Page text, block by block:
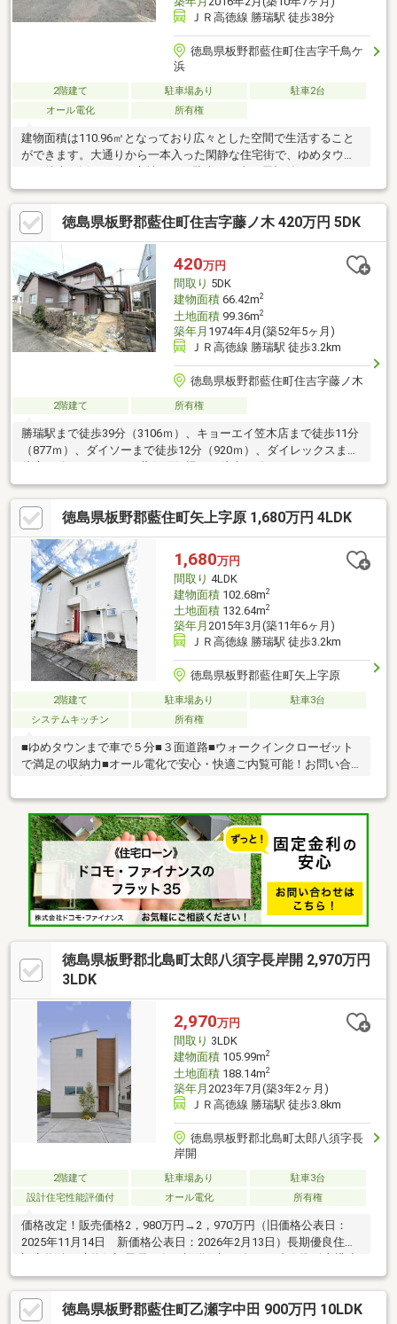
ＪＲ高徳線 勝瑞駅 徒歩38分
徳島県板野郡藍住町住吉字千鳥ケ
浜
2階建て 駐車場あり
駐車2台
オール電化
所有権
建物面積は110.96㎡となっており広々とした空間で生活すること
ができます。大通りから一本入った閑静な住宅街で、ゆめタウン
ートが付いており雨の日でも濡れることなく安心です。徒歩圏内
に商業施設が多数あり、生活環境豊かな土地です。間取りは
5LDK、トイレが2ヶ所にあるので複数人でも快適に暮らせます。
太陽光発電設備付きオール電化、築9年の物件です。
徳島県板野郡藍住町住吉字藤ノ木 420万円 5DK
420万円
間取り 5DK
建物面積66.42m2
土地面積99.36m2
築年月 1974年4月(築52年5ヶ月)
ＪＲ高徳線 勝瑞駅 徒歩3.2km
徳島県板野郡藍住町住吉字藤ノ木
2階建て 所有権
勝瑞駅まで徒歩39分（3106ｍ）、キョーエイ笠木店まで徒歩11分
（877ｍ）、ダイソーまで徒歩12分（920ｍ）、ダイレックスまで
モス藍住店まで徒歩11分（829ｍ）、すき家藍住笠木店まで徒歩
11分（856ｍ）、マルナカ藍住店まで徒歩14分（1107ｍ）、稲次
病院まで徒歩16分（1226ｍ）、ゆめタウン徳島まで徒歩26分
（2004ｍ）の立地です。
徳島県板野郡藍住町矢上字原 1,680万円 4LDK
1,680万円
間取り 4LDK
建物面積102.68m2
土地面積132.64m2
築年月 2015年3月(築11年6ヶ月)
ＪＲ高徳線 勝瑞駅 徒歩3.2km
徳島県板野郡藍住町矢上字原
2階建て 駐車場あり
駐車3台
システムキッチン
所有権
■ゆめタウンまで車で５分■３面道路■ウォークインクローゼット
で満足の収納力■オール電化で安心・快適ご内覧可能！お問い合
徳島県板野郡北島町太郎八須字長岸開 2,970万円
3LDK
2,970万円
間取り 3LDK
建物面積105.99m2
土地面積188.14m2
築年月 2023年7月(築3年2ヶ月)
ＪＲ高徳線 勝瑞駅 徒歩3.8km
徳島県板野郡北島町太郎八須字長
岸開
2階建て 駐車場あり
駐車3台
設計住宅性能評価付
オール電化 所有権
価格改定！販売価格2，980万円→2，970万円（旧価格公表日：
2025年11月14日 新価格公表日：2026年2月13日）長期優良住宅
家具・照明・カーテン付＼ここに注目／①空間を最大限に活かし
たプランニング②明るい2階リビングでプライバシーに配慮③3
台駐車場やお庭をしっかり確保！④WIC、ファミリークローゼッ
徳島県板野郡藍住町乙瀬字中田 900万円 10LDK